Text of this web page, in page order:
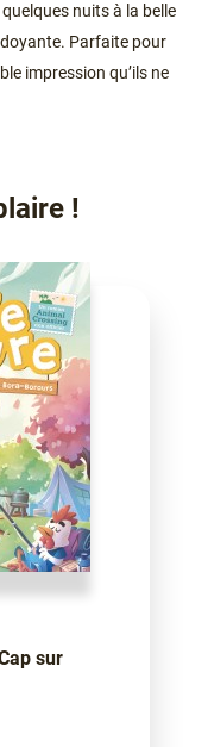
nuits à la belle
Parfaite pour
impression qu’ils ne
!
sur